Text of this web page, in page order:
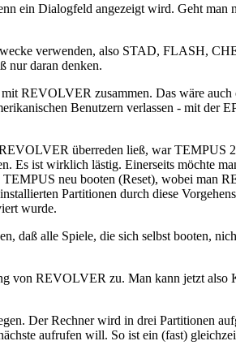
ein Dialogfeld angezeigt wird. Geht
verwenden, also STAD, FLASH,
nur daran denken.
REVOLVER zusammen. Das wäre auch
Benutzern verlassen - mit der
überreden ließ, war
Es ist wirklich lästig. Einerseits möchte
neu booten (Reset), wobei man
Partitionen durch diese
wurde.
daß alle Spiele, die sich selbst booten,
von REVOLVER zu. Man kann jetzt also
Der Rechner wird in drei Partitionen
aufrufen will. So ist ein (fast)